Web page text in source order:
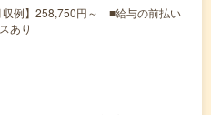
例】258,750円～ ■給与の前払い
あり